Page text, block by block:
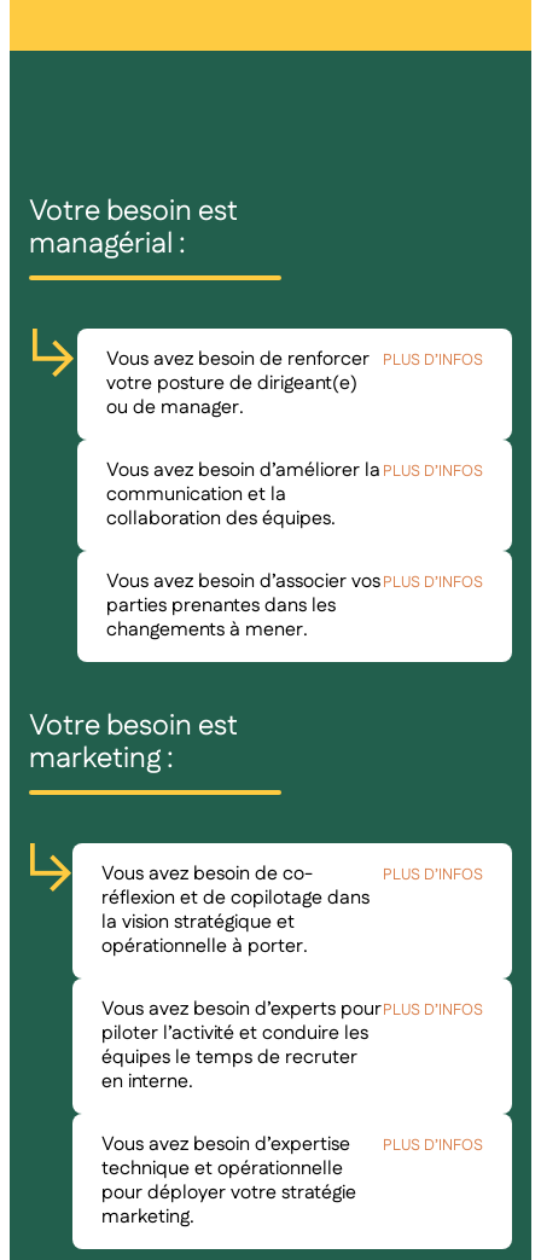
Votre besoin est
managérial :
Vous avez besoin de renforcer
votre posture de dirigeant(e)
ou de manager.
PLUS D’INFOS
Vous avez besoin d’améliorer la
communication et la
collaboration des équipes.
PLUS D’INFOS
Vous avez besoin d’associer vos
parties prenantes dans les
changements à mener.
PLUS D’INFOS
Votre besoin est
marketing :
Vous avez besoin de co-
réflexion et de copilotage dans
la vision stratégique et
opérationnelle à porter.
PLUS D’INFOS
Vous avez besoin d’experts pour
piloter l’activité et conduire les
équipes le temps de recruter
en interne.
PLUS D’INFOS
Vous avez besoin d’expertise
technique et opérationnelle
pour déployer votre stratégie
marketing.
PLUS D’INFOS